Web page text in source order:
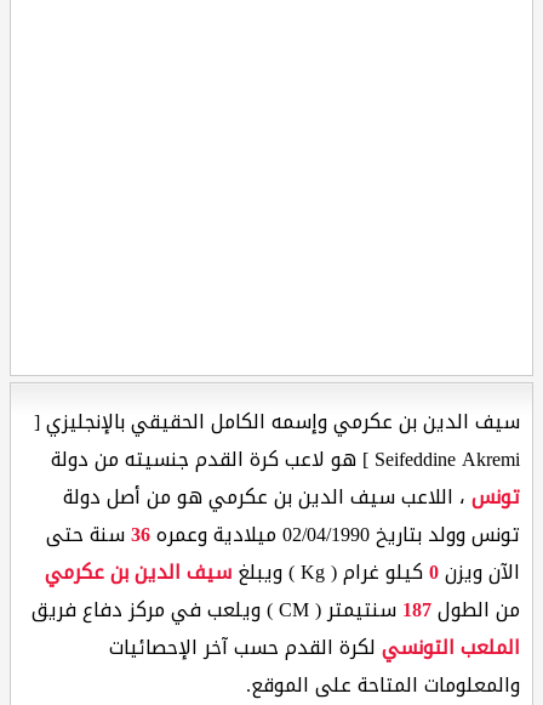
سيف الدين بن عكرمي وإسمه الكامل الحقيقي بالإنجليزي [
Seifeddine Akremi ] هو لاعب كرة القدم جنسيته من دولة
تونس، اللاعب سيف الدين بن عكرمي هو من أصل دولة
تونس وولد بتاريخ 02/04/1990 ميلادية وعمره
36سنة حتى
الآن ويزن0كيلو غرام ( Kg ) ويبلغ
سيف الدين بن عكرمي
من الطول187سنتيمتر ( CM ) ويلعب في مركز دفاع فريق
الملعب التونسيلكرة القدم حسب آخر الإحصائيات
والمعلومات المتاحة على الموقع.